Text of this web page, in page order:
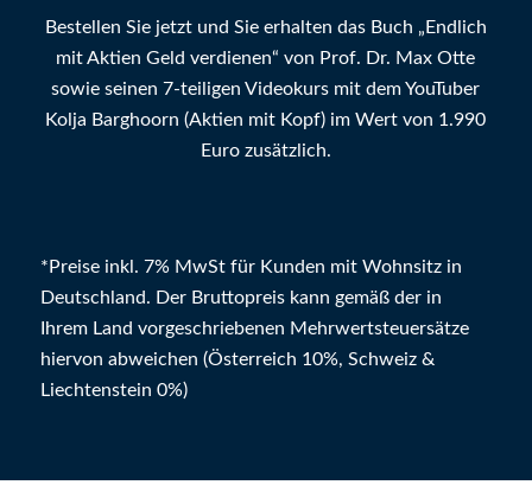
Bestellen Sie jetzt und Sie erhalten das Buch „Endlich
mit Aktien Geld verdienen“ von Prof. Dr. Max Otte
sowie seinen 7-teiligen Videokurs mit dem YouTuber
Kolja Barghoorn (Aktien mit Kopf) im Wert von 1.990
Euro zusätzlich.
*Preise inkl. 7% MwSt für Kunden mit Wohnsitz in
Deutschland. Der Bruttopreis kann gemäß der in
Ihrem Land vorgeschriebenen Mehrwertsteuersätze
hiervon abweichen (Österreich 10%, Schweiz &
Liechtenstein 0%)